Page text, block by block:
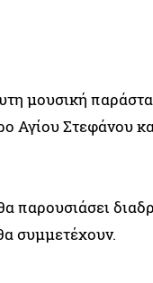
μουσική
Αγίου Στεφάνου
συμμετέχουν.